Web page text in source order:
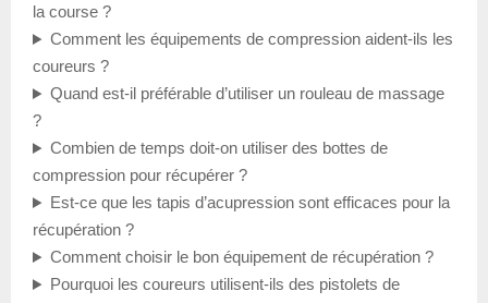
la course ?
Comment les équipements de compression aident-ils les
coureurs ?
Quand est-il préférable d’utiliser un rouleau de massage
?
Combien de temps doit-on utiliser des bottes de
compression pour récupérer ?
Est-ce que les tapis d’acupression sont efficaces pour la
récupération ?
Comment choisir le bon équipement de récupération ?
Pourquoi les coureurs utilisent-ils des pistolets de